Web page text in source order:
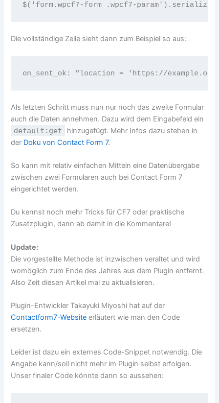
$('form.wpcf7-form .wpcf7-
Die vollständige Zeile sieht dann zum Beispiel so aus:
on_sent_ok: "location = 'https://
Als letzten Schritt muss nun nur noch das zweite Formular
auch die Daten annehmen. Dazu wird dem Eingabefeld ein
default:get
hinzugefügt. Mehr Infos dazu stehen in
der Doku von Contact Form 7.
So kann mit relativ einfachen Mitteln eine Datenübergabe
zwischen zwei Formularen auch bei Contact Form 7
eingerichtet werden.
Du kennst noch mehr Tricks für CF7 oder praktische
Zusatzplugin, dann ab damit in die Kommentare!
Update:
Die vorgestellte Methode ist inzwischen veraltet und wird
womöglich zum Ende des Jahres aus dem Plugin entfernt.
Also Zeit diesen Artikel mal zu aktualisieren.
Plugin-Entwickler Takayuki Miyoshi hat auf der
Contactform7-Website erläutert wie man den Code
ersetzen.
Leider ist dazu ein externes Code-Snippet notwendig. Die
Angabe kann/soll nicht mehr im Plugin selbst erfolgen.
Unser finaler Code könnte dann so aussehen: